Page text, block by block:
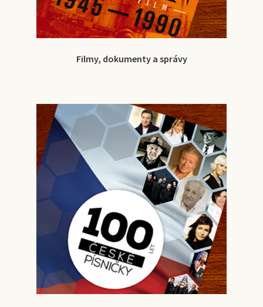
Filmy, dokumenty a správy